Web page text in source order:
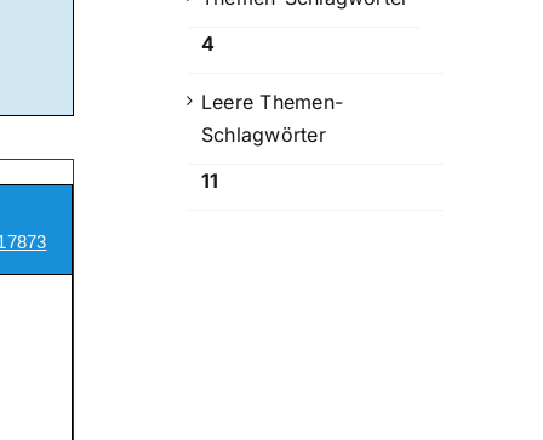
4
Leere Themen-
Schlagwörter
11